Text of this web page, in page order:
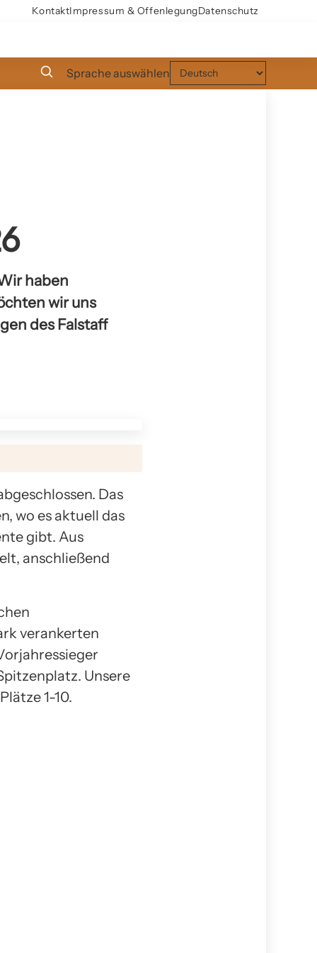
KontaktImpressum & OffenlegungDatenschutz
Sprache auswählen
haben
wir uns
des Falstaff
Das
wo es aktuell das
gibt. Aus
anschließend
verankerten
Unsere
1-10.